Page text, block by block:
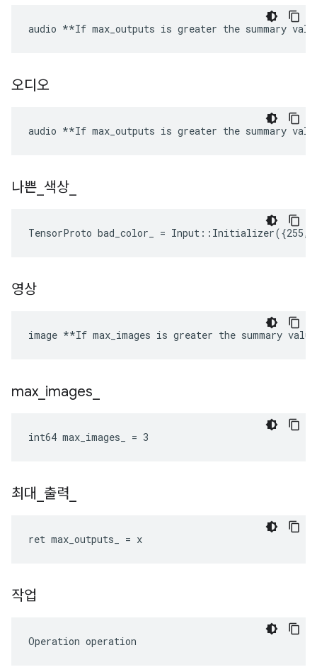
audio **If max_outputs is greater the summary
오디오
audio **If max_outputs is greater the summary
나쁜 색상
TensorProto bad_color_ =
영상
image **If max_images is greater the summary
max images
int64 max_images_ = 3
최대 출력
ret max_outputs_ = x
작업
Operation operation